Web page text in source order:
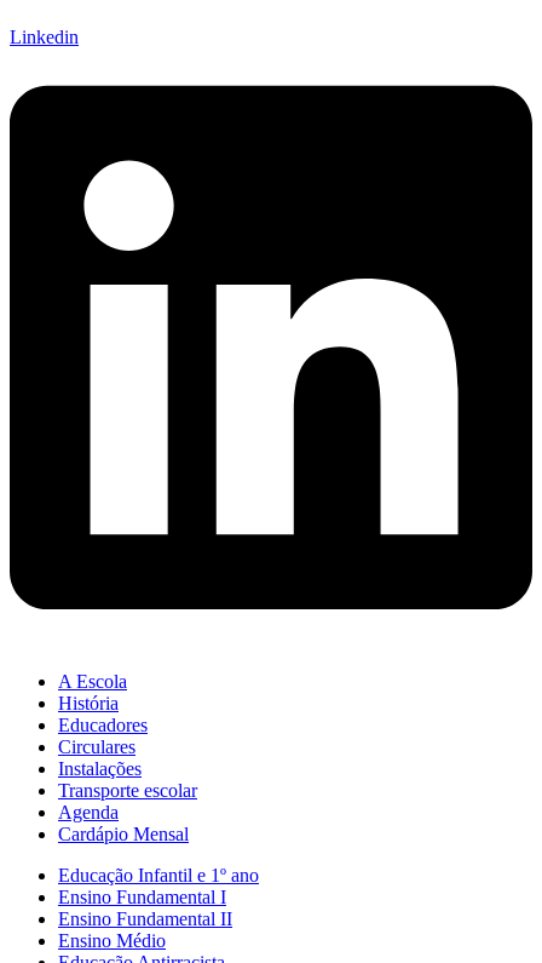
Linkedin
A Escola
História
Educadores
Circulares
Instalações
Transporte escolar
Agenda
Cardápio Mensal
Educação Infantil e 1º ano
Ensino Fundamental I
Ensino Fundamental II
Ensino Médio